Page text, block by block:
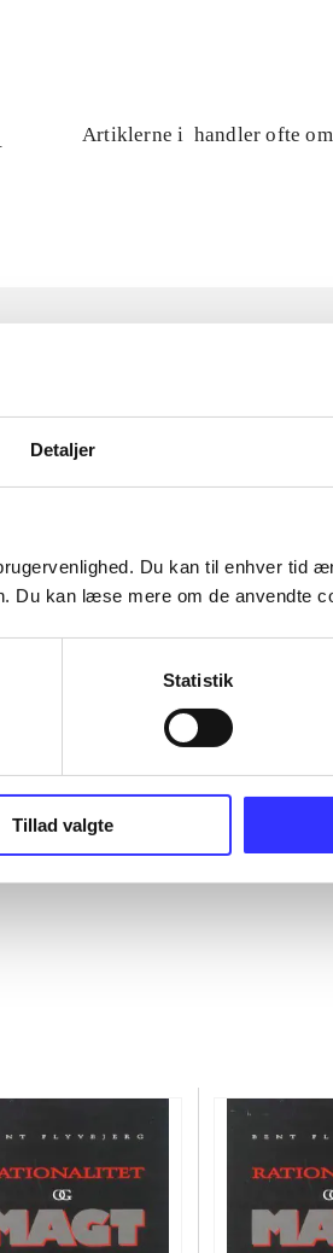
Detaljer
Du kan til enhver tid
Du kan læse mere om de anvendte
Statistik
Tillad valgte
Artiklerne i handler ofte om